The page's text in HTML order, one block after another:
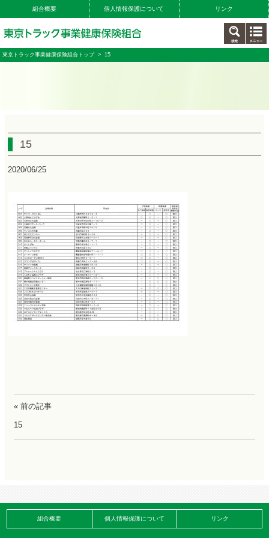
組合概要 個人情報保護について リンク
東京トラック事業健康保険組合トップ> 15
15
2020/06/25
« 前の記事
15
組合概要 個人情報保護について リンク